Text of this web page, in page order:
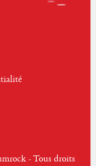
- Tous droits